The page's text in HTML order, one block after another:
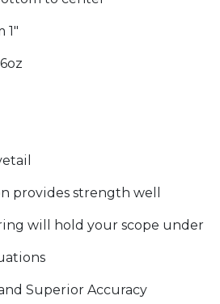
1"
provides strength well
will hold your scope under
Superior Accuracy